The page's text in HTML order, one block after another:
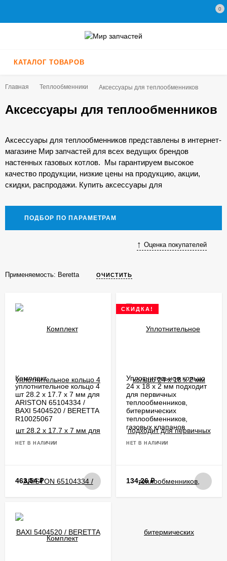
0
КАТАЛОГ ТОВАРОВ
Главная Теплообменники Аксессуары для теплообменников
Аксессуары для теплообменников
Аксессуары для теплообменников представлены в интернет-
магазине Мир запчастей для всех ведущих брендов
настенных газовых котлов. Мы гарантируем высокое
качество продукции, низкие цены на продукцию, акции,
скидки, распродажи. Купить аксессуары для
минимальной цене. А для профессионалов у нас
спецусловия!
ПОДБОР ПО ПАРАМЕТРАМ
Оценка покупателей
Применяемость: Beretta ОЧИСТИТЬ
Комплект
уплотнительное кольцо 4
шт 28.2 х 17.7 x 7 мм для
ARISTON 65104334 /
BAXI 5404520 / BERETTA
R10025067
НЕТ В НАЛИЧИИ
463,54₽
СКИДКА!
Уплотнительное кольцо
24 x 18 x 2 мм подходит
для первичных
теплообменников,
битермических
теплообменников,
газовых клапанов
НЕТ В НАЛИЧИИ
134,26₽